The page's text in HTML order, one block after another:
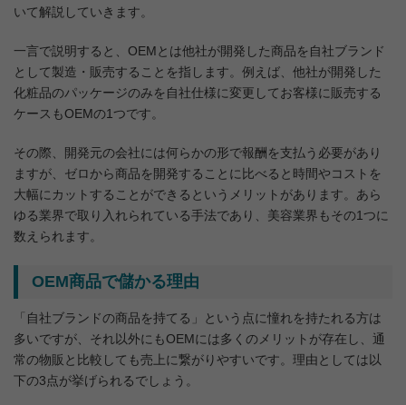
いて解説していきます。
一言で説明すると、OEMとは他社が開発した商品を自社ブランド
として製造・販売することを指します。例えば、他社が開発した
化粧品のパッケージのみを自社仕様に変更してお客様に販売する
ケースもOEMの1つです。
その際、開発元の会社には何らかの形で報酬を支払う必要があり
ますが、ゼロから商品を開発することに比べると時間やコストを
大幅にカットすることができるというメリットがあります。あら
ゆる業界で取り入れられている手法であり、美容業界もその1つに
数えられます。
OEM商品で儲かる理由
「自社ブランドの商品を持てる」という点に憧れを持たれる方は
多いですが、それ以外にもOEMには多くのメリットが存在し、通
常の物販と比較しても売上に繋がりやすいです。理由としては以
下の3点が挙げられるでしょう。